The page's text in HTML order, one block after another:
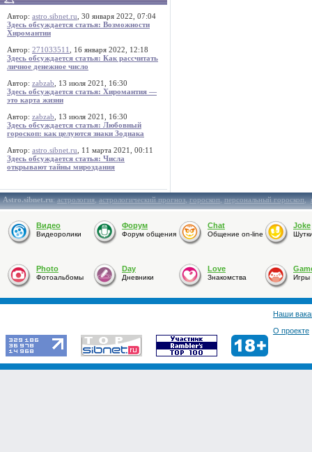
Автор: astro.sibnet.ru , 30 января 2022, 07:04
Здесь обсуждается статья: Возможности
Хиромантии
Автор: 271033511
, 16 января 2022, 12:18
Здесь обсуждается статья: Как рассчитать
личное денежное число
Автор: zabzab , 13 июля 2021, 16:30
Здесь обсуждается статья: Хиромантия —
это карта жизни
Автор: zabzab , 13 июля 2021, 16:30
Здесь обсуждается статья: Любовный
гороскоп: как целуются знаки Зодиака
Автор: astro.sibnet.ru , 11 марта 2021, 00:11
Здесь обсуждается статья: Числа
открывают тайны мироздания
Astro.sibnet.ru:астрология,астрологический прогноз,гороскоп,персональный гороскоп,
Видео
Видеоролики
Форум
Форум общения
Chat
Общение on-line
Joke
Photo
Фотоальбомы
Day
Дневники
Love
Знакомства Игры
Наши
О проекте